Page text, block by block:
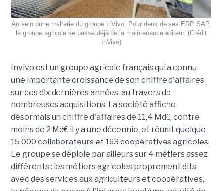
Au sein dune malterie du groupe InVivo. Pour deux de ses ERP SAP,
le groupe agricole se passe déjà de la maintenance éditeur. (Crédit
InVivo)
Invivo est un groupe agricole français qui a connu
une importante croissance de son chiffre d'affaires
sur ces dix dernières années, au travers de
nombreuses acquisitions. La société affiche
désormais un chiffre d'affaires de 11,4 Md€, contre
moins de 2 Md€ il y a une décennie, et réunit quelque
15 000 collaborateurs et 163 coopératives agricoles.
Le groupe se déploie par ailleurs sur 4 métiers assez
différents : les métiers agricoles proprement dits
avec des services aux agriculteurs et coopératives,